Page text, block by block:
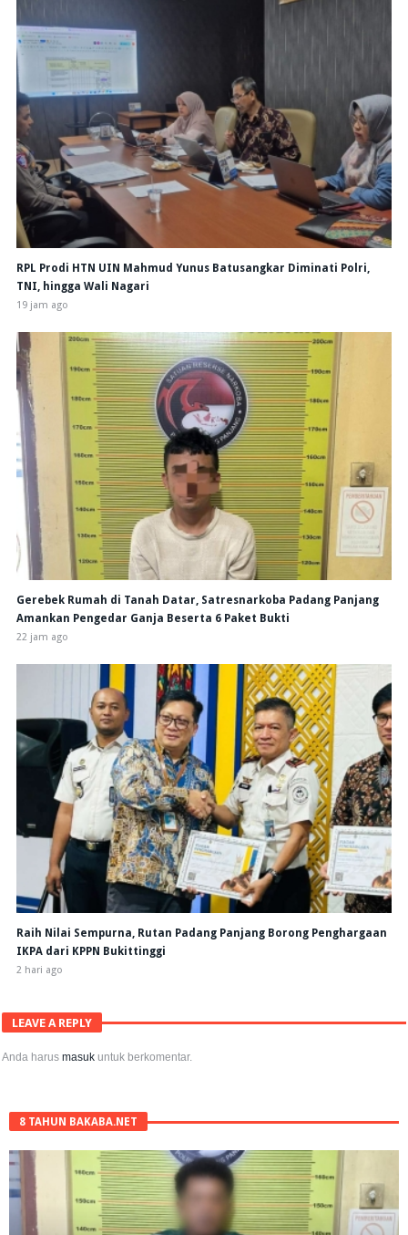
RPL Prodi HTN UIN Mahmud Yunus Batusangkar Diminati Polri,
TNI, hingga Wali Nagari
19 jam ago
Gerebek Rumah di Tanah Datar, Satresnarkoba Padang Panjang
Amankan Pengedar Ganja Beserta 6 Paket Bukti
22 jam ago
Raih Nilai Sempurna, Rutan Padang Panjang Borong Penghargaan
IKPA dari KPPN Bukittinggi
2 hari ago
LEAVE A REPLY
Anda harusmasuk untuk berkomentar.
8 TAHUN BAKABA.NET